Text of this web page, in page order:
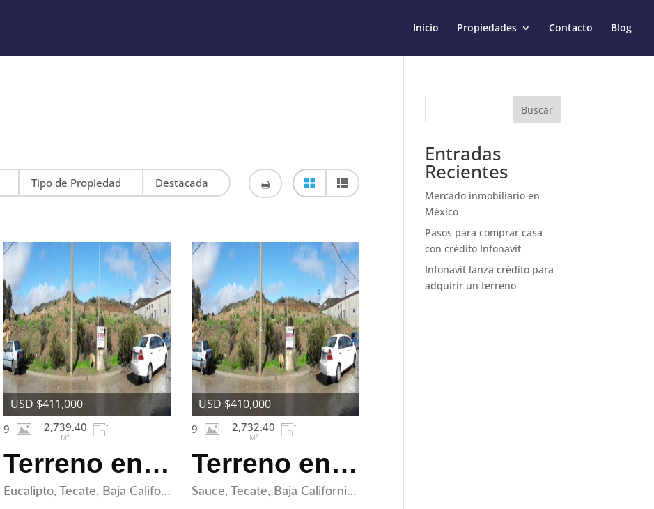
Inicio Propiedades Contacto Blog
Tipo de Propiedad Destacada
Terreno en Venta en Tecate
Eucalipto, Tecate, Baja California 21430
9 2,739.40
M²
USD $411,000
Terreno en Venta en Tecate
Sauce, Tecate, Baja California 21430
9 2,732.40
M²
USD $410,000
Buscar
Entradas
Recientes
Mercado inmobiliario en
México
Pasos para comprar casa
con crédito Infonavit
Infonavit lanza crédito para
adquirir un terreno